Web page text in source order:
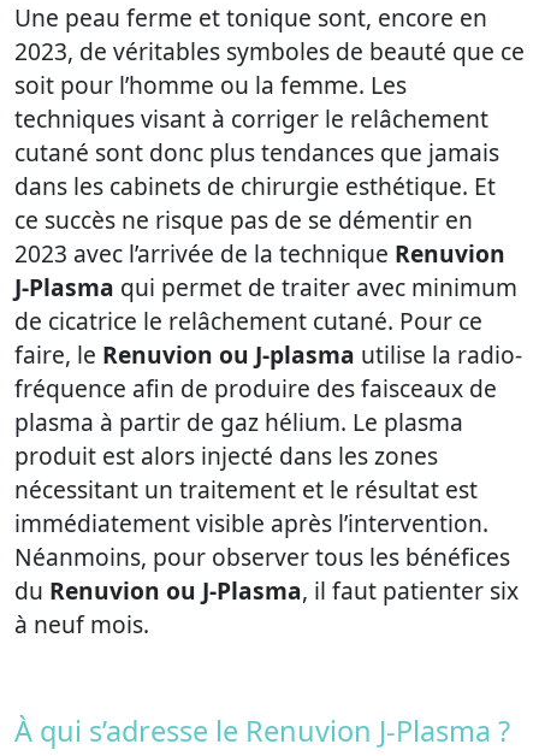
Une peau ferme et tonique sont, encore en
2023, de véritables symboles de beauté que ce
soit pour l’homme ou la femme. Les
techniques visant à corriger le relâchement
cutané sont donc plus tendances que jamais
dans les cabinets de chirurgie esthétique. Et
ce succès ne risque pas de se démentir en
2023 avec l’arrivée de la technique Renuvion
J-Plasma qui permet de traiter avec minimum
de cicatrice le relâchement cutané. Pour ce
faire, le Renuvion ou J-plasma utilise la radio-
fréquence afin de produire des faisceaux de
plasma à partir de gaz hélium. Le plasma
produit est alors injecté dans les zones
nécessitant un traitement et le résultat est
immédiatement visible après l’intervention.
Néanmoins, pour observer tous les bénéfices
du Renuvion ou J-Plasma, il faut patienter six
à neuf mois.
À qui s’adresse le Renuvion J-Plasma ?